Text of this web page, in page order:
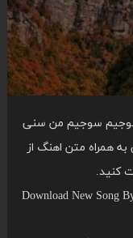
سوجیم سوجیم من سنی
به همراه متن اهنگ از
کنید.
Download New Song